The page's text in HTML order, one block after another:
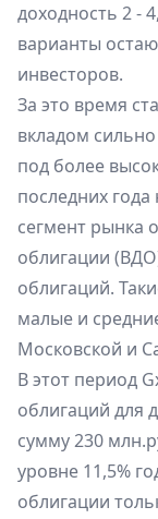
доходность 2 -
варианты
инвесторов.
За это время
вкладом
под более
последних
сегмент рынка
облигации
облигаций.
малые и
Московской и
В этот период
облигаций для
сумму 230
уровне 11,5%
облигации